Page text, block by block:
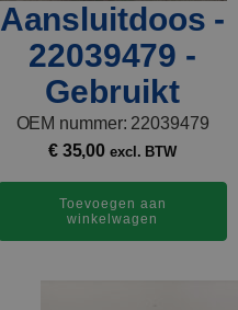
Aansluitdoos -
22039479 -
Gebruikt
OEM nummer: 22039479
€35,00 excl. BTW
Toevoegen aan
winkelwagen